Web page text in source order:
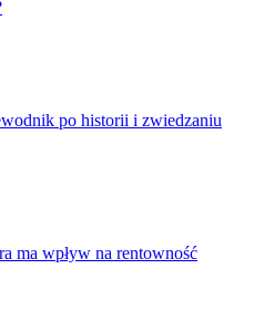
po historii i zwiedzaniu
ma wpływ na rentowność